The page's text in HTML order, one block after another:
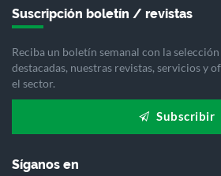
Suscripción boletín / revistas
Reciba un boletín semanal con la
destacadas, nuestras revistas, servicios y
el sector.
Subscribir
Síganos en